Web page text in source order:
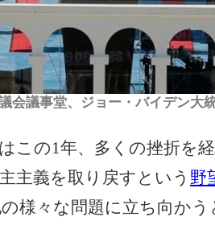
会議事堂、ジョー・バイデン大
はこの1年、多くの挫折を
主義を取り戻すという 野
様々な問題に立ち向かう